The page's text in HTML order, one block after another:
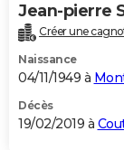
Jean-pierre
Créer une
Naissance
04/11/1949 à
Décès
19/02/2019 à